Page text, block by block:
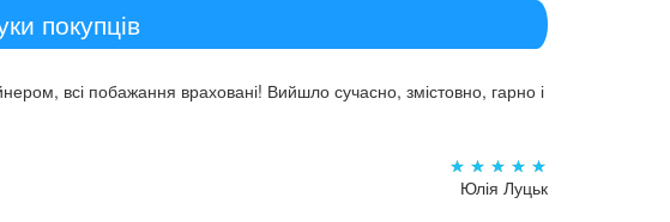
покупців
всі побажання враховані! Вийшло сучасно, змістовно, гарно і
Юлія Луцьк